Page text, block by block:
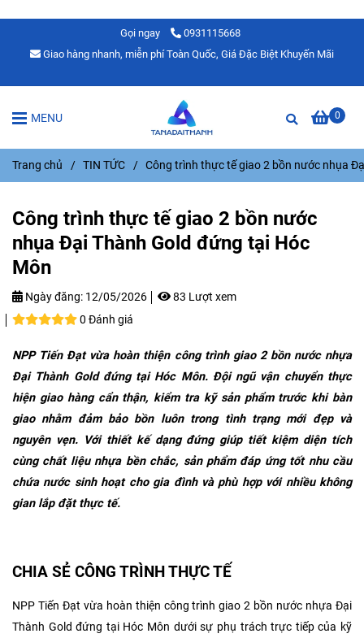
Gọi ngay
0931115668
Giao hàng nhanh, miễn phí Toàn Quốc, Giá Đặc Biệt Khuyến Mãi
0
MENU
Trang chủ / TIN TỨC / Công trình thực tế giao 2 bồn nước nhụa
Công trình thực tế giao 2 bồn nước
nhụa Đại Thành Gold đứng tại Hóc
Môn
Ngày đăng: 12/05/2026
83 Lượt xem
0 Đánh giá
NPP Tiến Đạt vừa hoàn thiện công trình giao 2 bồn nước nhựa
Đại Thành Gold đứng tại Hóc Môn. Đội ngũ vận chuyển thực
hiện giao hàng cẩn thận, kiểm tra kỹ sản phẩm trước khi bàn
giao nhằm đảm bảo bồn luôn trong tình trạng mới đẹp và
nguyên vẹn. Với thiết kế dạng đứng giúp tiết kiệm diện tích
cùng chất liệu nhựa bền chắc, sản phẩm đáp ứng tốt nhu cầu
chứa nước sinh hoạt cho gia đình và phù hợp với nhiều không
gian lắp đặt thực tế.
CHIA SẺ CÔNG TRÌNH THỰC TẾ
NPP Tiến Đạt vừa hoàn thiện công trình giao 2 bồn nước nhựa Đại
Thành Gold đứng tại Hóc Môn dưới sự phụ trách trực tiếp của kỹ